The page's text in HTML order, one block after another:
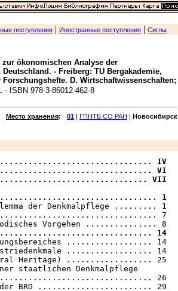
поступления | Иностранные поступления | Сиглы
zur ökonomischen Analyse der
- Freiberg: TU Bergakademie,
Forschungshefte. D. Wirtschaftwissenschaften;
- ISBN 978-3-86012-462-8
Место хранения: 01 | ГПНТБ СО РАН | Новосибирск
.......................................... IV
.......................................... VI
VII
1
der Denkmalpflege ......... 1
7
................................. 14
.................. 14
.................. 14
Heritage) .................. 25
staatlichen Denkmalpflege
26
BRD ........................ 29